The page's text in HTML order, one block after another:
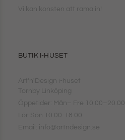
Vi kan konsten att rama in!
BUTIK I-HUSET
Art'n'Design i-huset
Tornby Linköping
Öppetider: Mån– Fre 10.00–20.00
Lör-Sön 10.00-18.00
Email: info@artndesign.se